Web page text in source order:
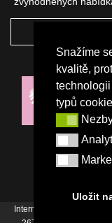
Snažíme
kvalitě,
typů
Nezbytné
Analytické
Uložit
Internetový magazín